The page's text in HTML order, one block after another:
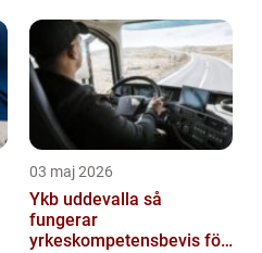
03 maj 2026
Ykb uddevalla så
fungerar
yrkeskompetensbevis för